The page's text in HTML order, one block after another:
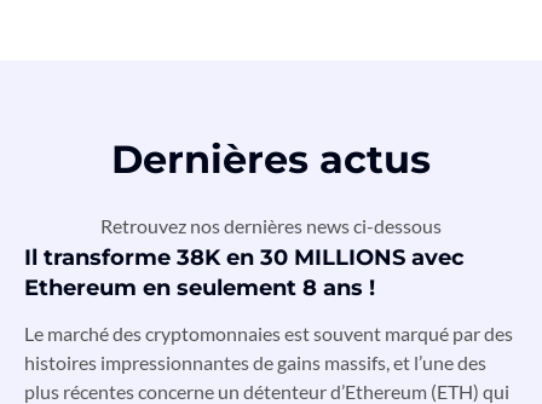
Dernières actus
Retrouvez nos dernières news ci-dessous
Il transforme 38K en 30 MILLIONS avec
Ethereum en seulement 8 ans !
Le marché des cryptomonnaies est souvent marqué par des
histoires impressionnantes de gains massifs, et l’une des
plus récentes concerne un détenteur d’Ethereum (ETH) qui